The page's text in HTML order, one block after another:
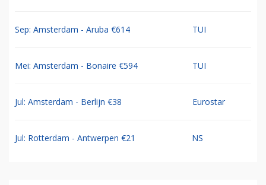
Sep: Amsterdam - Aruba €614 TUI
Mei: Amsterdam - Bonaire €594 TUI
Jul: Amsterdam - Berlijn €38 Eurostar
Jul: Rotterdam - Antwerpen €21 NS